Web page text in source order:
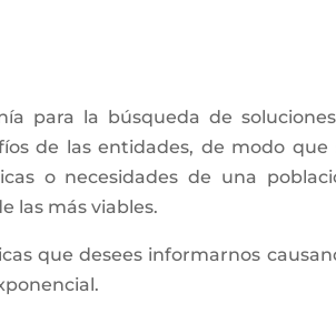
para la búsqueda de
de las entidades, de modo que
o necesidades de una
las más viables.
que desees informarnos